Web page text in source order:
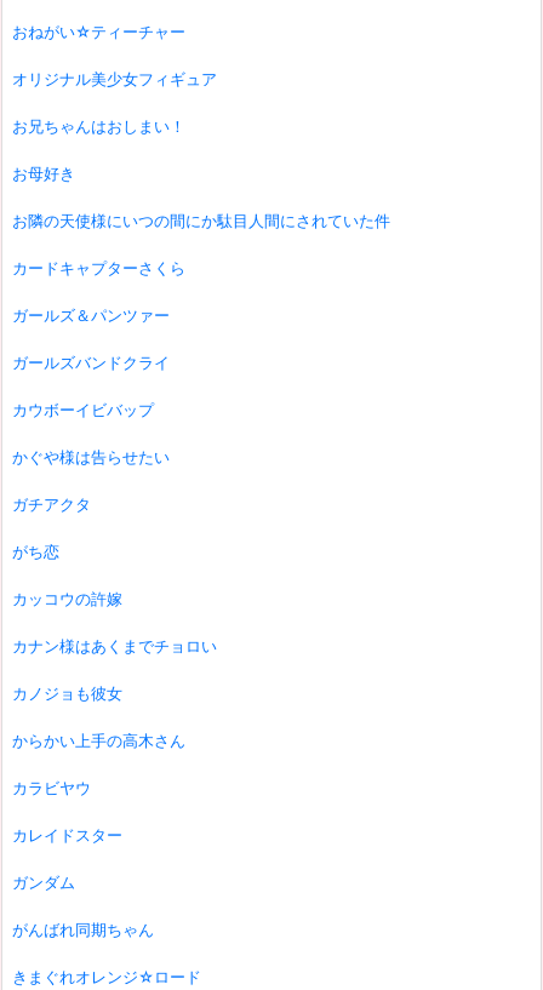
おねがい☆ティーチャー
オリジナル美少女フィギュア
お兄ちゃんはおしまい！
お母好き
お隣の天使様にいつの間にか駄目人間にされていた件
カードキャプターさくら
ガールズ＆パンツァー
ガールズバンドクライ
カウボーイビバップ
かぐや様は告らせたい
ガチアクタ
がち恋
カッコウの許嫁
カナン様はあくまでチョロい
カノジョも彼女
からかい上手の高木さん
カラビヤウ
カレイドスター
ガンダム
がんばれ同期ちゃん
きまぐれオレンジ☆ロード